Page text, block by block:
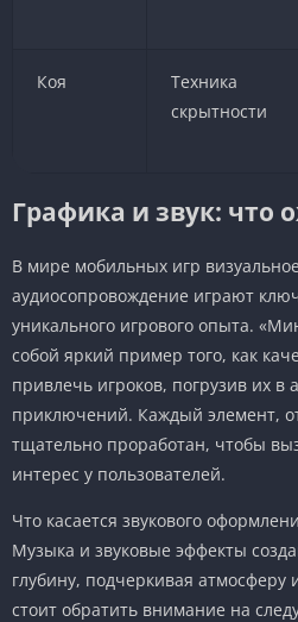
Коя
Техника
скрытности
Графика и звук: что
В мире мобильных игр
аудиосопровождение играют
уникального игрового опыта.
собой яркий пример того, как
привлечь игроков, погрузив их в
приключений. Каждый элемент,
тщательно проработан, чтобы
интерес у пользователей.
Что касается звукового
Музыка и звуковые эффекты
глубину, подчеркивая атмосферу
стоит обратить внимание на